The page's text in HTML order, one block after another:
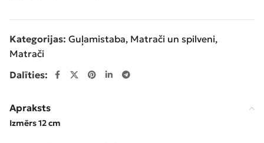
Kategorijas: Guļamistaba, Matrači un spilveni,
Matrači
Dalīties:
Apraksts
Izmērs 12 cm